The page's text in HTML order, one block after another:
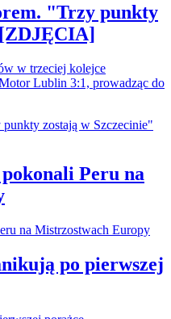
"Trzy punkty
w trzeciej kolejce
Lublin 3:1, prowadząc do
Peru na
po pierwszej